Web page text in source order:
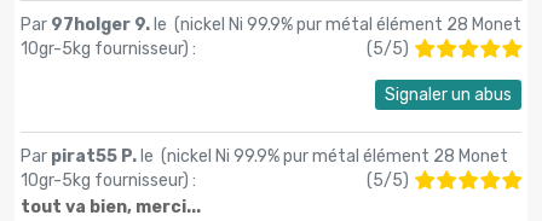
Par 97holger 9. le (nickel Ni 99.9% pur métal élément 28 Monet
10gr-5kg fournisseur) : (5/5)
Signaler un abus
Par pirat55 P. le (nickel Ni 99.9% pur métal élément 28 Monet
10gr-5kg fournisseur) : (5/5)
tout va bien, merci...